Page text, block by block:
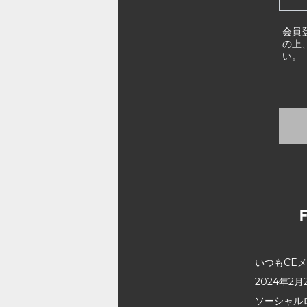
会員
の上
い。
いつもCE
2024年2月
ソーシャ